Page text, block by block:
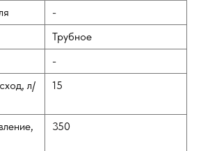
-
Трубное
-
л/
15
350